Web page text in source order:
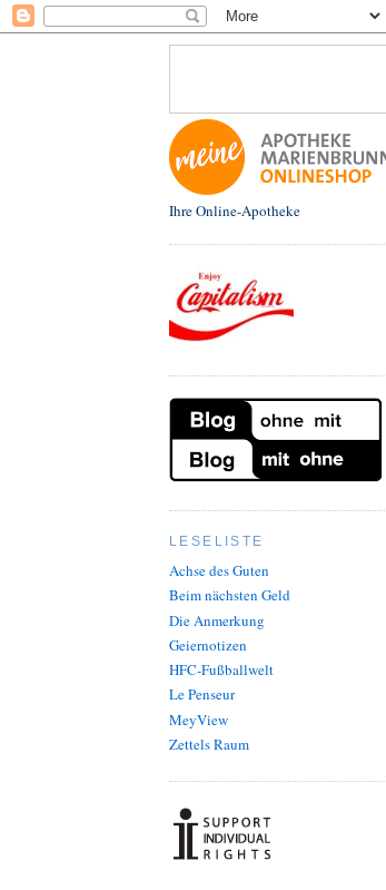
Ihre Online-Apotheke
LESELISTE
Achse des Guten
Beim nächsten Geld
Die Anmerkung
Geiernotizen
HFC-Fußballwelt
Le Penseur
MeyView
Zettels Raum